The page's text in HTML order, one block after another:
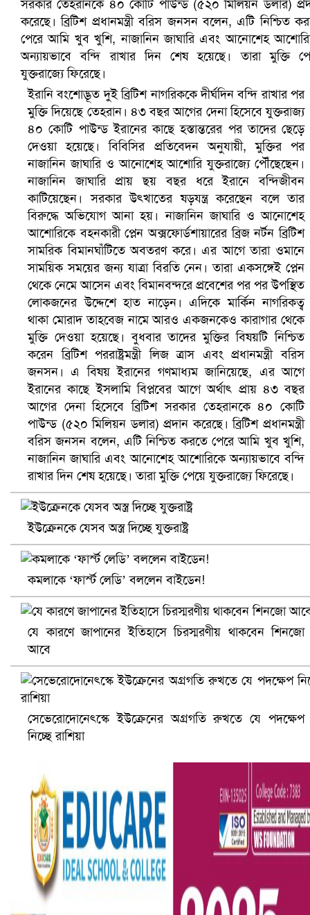
সৌদিতে ব্যাপক ধরপাকড়, এক সপ্তাহেই ২১ হাজারের বেশি
বৈষম্যবিরোধী ছাত্র আন্দোলনের সাধারণ সম্পাদকের পদত্যাগ
ভিউ বাড়াতে রাম দা হাতে ফেসবুকে ভিডিও পোস্ট শিক্ষকের
আ.লীগ ও জাপার ৯ নেতা কারাগারে
ভারতে ভয়াবহ সড়ক দুর্ঘটনা, নিহত ১৫
ইরানি বংশোদ্ভূত দুই ব্রিটিশ নাগরিককে দীর্ঘদিন বন্দি রাখার পর
মুক্তি দিয়েছে তেহরান। ৪৩ বছর আগের দেনা হিসেবে যুক্তরাজ্য
৪০ কোটি পাউন্ড ইরানের কাছে হস্তান্তরের পর তাদের ছেড়ে
দেওয়া হয়েছে। বিবিসির প্রতিবেদন অনুযায়ী, মুক্তির পর
নাজানিন জাঘারি ও আনোশেহ আশোরি যুক্তরাজ্যে পৌঁছেছেন।
নাজানিন জাঘারি প্রায় ছয় বছর ধরে ইরানে বন্দিজীবন
কাটিয়েছেন। সরকার উৎখাতের ষড়যন্ত্র করেছেন বলে তার
বিরুদ্ধে অভিযোগ আনা হয়। নাজানিন জাঘারি ও আনোশেহ
আশোরিকে বহনকারী প্লেন অক্সফোর্ডশায়ারের ব্রিজ নর্টন ব্রিটিশ
সামরিক বিমানঘাঁটিতে অবতরণ করে। এর আগে তারা ওমানে
সাময়িক সময়ের জন্য যাত্রা বিরতি নেন। তারা একসঙ্গেই প্লেন
থেকে নেমে আসেন এবং বিমানবন্দরে প্রবেশের পর পর উপস্থিত
লোকজনের উদ্দেশে হাত নাড়েন। এদিকে মার্কিন নাগরিকত্ব
থাকা মোরাদ তাহবেজ নামে আরও একজনকেও কারাগার থেকে
মুক্তি দেওয়া হয়েছে। বুধবার তাদের মুক্তির বিষয়টি নিশ্চিত
করেন ব্রিটিশ পররাষ্ট্রমন্ত্রী লিজ ত্রাস এবং প্রধানমন্ত্রী বরিস
জনসন। এ বিষয় ইরানের গণমাধ্যম জানিয়েছে, এর আগে
ইরানের কাছে ইসলামি বিপ্লবের আগে অর্থাৎ প্রায় ৪৩ বছর
আগের দেনা হিসেবে ব্রিটিশ সরকার তেহরানকে ৪০ কোটি
পাউন্ড (৫২০ মিলিয়ন ডলার) প্রদান করেছে। ব্রিটিশ প্রধানমন্ত্রী
বরিস জনসন বলেন, এটি নিশ্চিত করতে পেরে আমি খুব খুশি,
নাজানিন জাঘারি এবং আনোশেহ আশোরিকে অন্যায়ভাবে বন্দি
রাখার দিন শেষ হয়েছে। তারা মুক্তি পেয়ে যুক্তরাজ্যে ফিরেছে।
ইউক্রেনকে যেসব অস্ত্র দিচ্ছে যুক্তরাষ্ট্র
কমলাকে ‘ফার্স্ট লেডি’ বললেন বাইডেন!
যে কারণে জাপানের ইতিহাসে চিরস্মরণীয় থাকবেন শিনজো
আবে
সেভেরোদোনেৎস্কে ইউক্রেনের অগ্রগতি রুখতে যে পদক্ষেপ
নিচ্ছে রাশিয়া